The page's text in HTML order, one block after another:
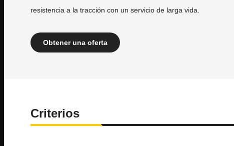
resistencia a la tracción con un servicio de larga vida.
Obtener una oferta
Criterios